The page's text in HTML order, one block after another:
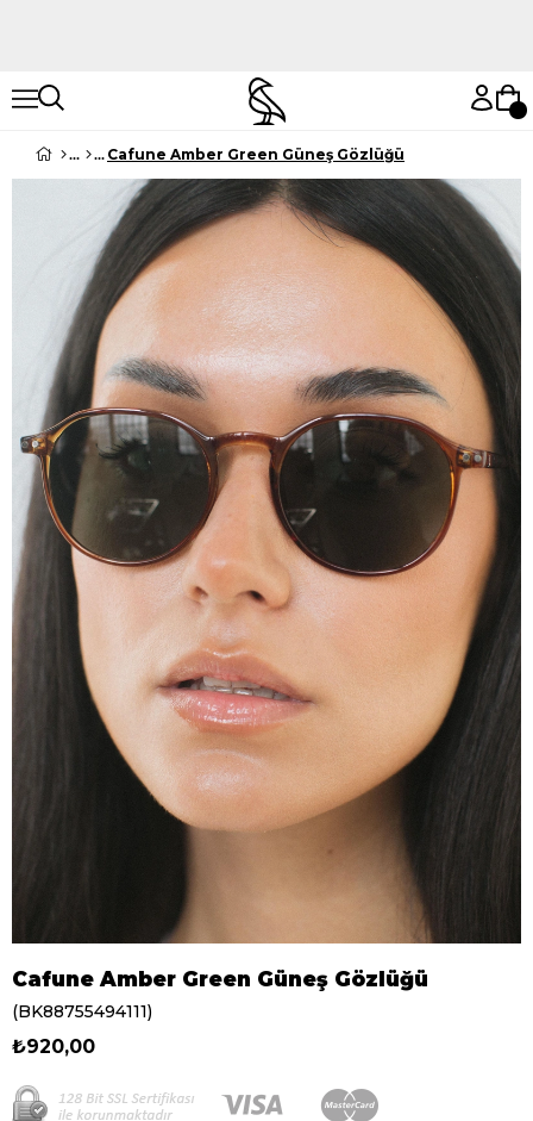
Cafune Amber Green Güneş Gözlüğü
Cafune Amber Green Güneş Gözlüğü
(BK88755494111)
₺920,00